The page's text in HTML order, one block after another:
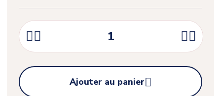
 

Ajouter au panier